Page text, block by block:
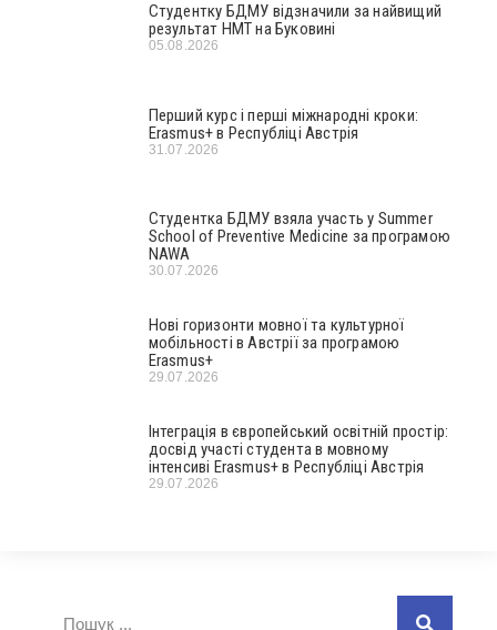
Студентку БДМУ відзначили за найвищий
результат НМТ на Буковині
05.08.2026
Перший курс і перші міжнародні кроки:
Erasmus+ в Республіці Австрія
31.07.2026
Студентка БДМУ взяла участь у Summer
School of Preventive Medicine за програмою
NAWA
30.07.2026
Нові горизонти мовної та культурної
мобільності в Австрії за програмою
Erasmus+
29.07.2026
Інтеграція в європейський освітній простір:
досвід участі студента в мовному
інтенсиві Erasmus+ в Республіці Австрія
29.07.2026